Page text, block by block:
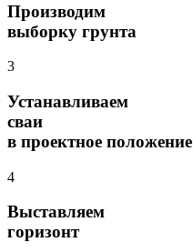
Производим
выборку грунта
3
Устанавливаем
сваи
в проектное положение
4
Выставляем
горизонт